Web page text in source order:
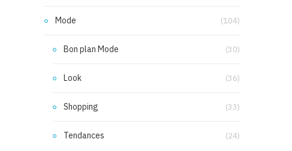
Mode (104)
Bon plan Mode (30)
Look (36)
Shopping (33)
Tendances (24)